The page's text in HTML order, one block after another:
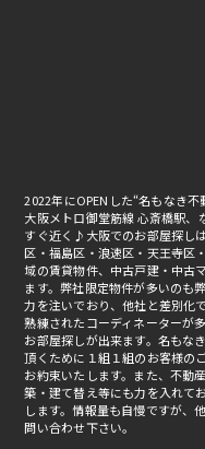
2022年にOPENした“名もなき不
大阪メトロ御堂筋線 心斎橋駅、
すぐ近く♪大阪でのお部屋探し
区・福島区・浪速区・天王寺区
域の賃貸物件、中古戸建・中古
ます。弊社限定物件が多いのも
力を注いでおり、他社と差別化
熟練されたコーディネーターが
お部屋探しが出来ます。名もな
頂くために１組１組のお客様の
お約束いたします。また、不動
築・建て替え等にも力を入れて
します。情報量も自慢ですが、
問い合わせ下さい。